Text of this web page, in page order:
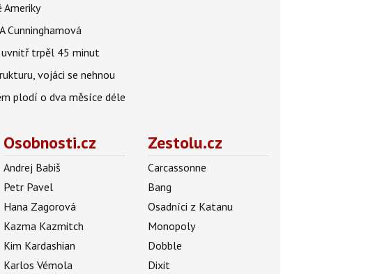
Cunninghamová
uvnitř trpěl 45 minut
vojáci se nehnou
plodí o dva měsíce déle
Osobnosti.cz
Andrej Babiš
Petr Pavel
Hana Zagorová
Kazma Kazmitch
Kim Kardashian
Karlos Vémola
Zestolu.cz
Carcassonne
Bang
Osadníci z Katanu
Monopoly
Dobble
Dixit